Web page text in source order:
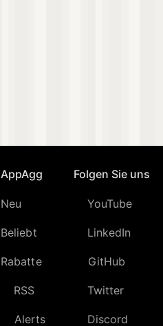
AppAgg
Neu
Beliebt
Rabatte
RSS
Alerts
Folgen Sie uns
YouTube
LinkedIn
GitHub
Twitter
Discord